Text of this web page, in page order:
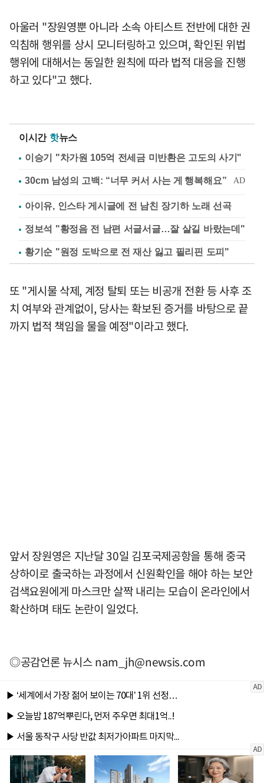
아울러 "장원영뿐 아니라 소속 아티스트 전반에 대한 권
익침해 행위를 상시 모니터링하고 있으며, 확인된 위법
행위에 대해서는 동일한 원칙에 따라 법적 대응을 진행
하고 있다"고 했다.
이시간 핫뉴스
이승기 "차가원 105억 전세금 미반환은 고도의 사기"
아이유, 인스타 게시글에 전 남친 장기하 노래 선곡
정보석 "황정음 전 남편 서글서글…잘 살길 바랐는데"
황기순 "원정 도박으로 전 재산 잃고 필리핀 도피"
또 "게시물 삭제, 계정 탈퇴 또는 비공개 전환 등 사후 조
치 여부와 관계없이, 당사는 확보된 증거를 바탕으로 끝
까지 법적 책임을 물을 예정"이라고 했다.
앞서 장원영은 지난달 30일 김포국제공항을 통해 중국
상하이로 출국하는 과정에서 신원확인을 해야 하는 보안
검색요원에게 마스크만 살짝 내리는 모습이 온라인에서
확산하며 태도 논란이 일었다.
◎공감언론 뉴시스nam_jh@newsis.com